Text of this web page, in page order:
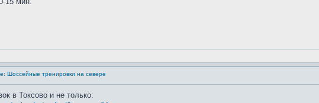
Шоссейные тренировки на севере
в Токсово и не только: